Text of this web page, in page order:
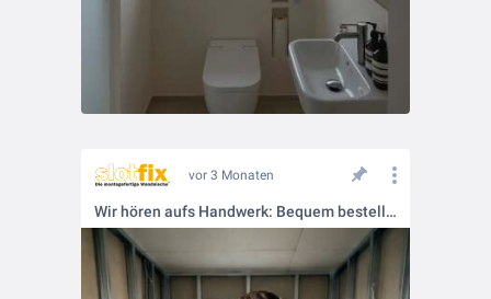
vor 3 Monaten
Wir hören aufs Handwerk: Bequem bestellen per WhatsApp!